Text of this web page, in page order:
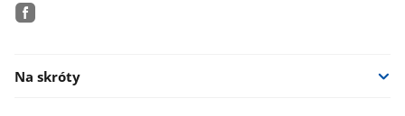
Na skróty